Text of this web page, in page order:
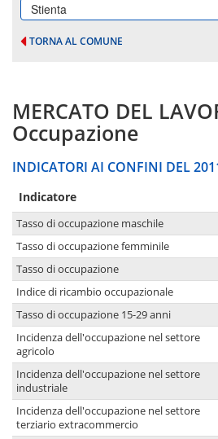
Stienta
TORNA AL COMUNE
MERCATO DEL
Occupazione
INDICATORI AI CONFINI DEL
Indicatore
Tasso di occupazione maschile
Tasso di occupazione femminile
Tasso di occupazione
Indice di ricambio occupazionale
Tasso di occupazione 15-29 anni
Incidenza dell'occupazione nel settore
agricolo
Incidenza dell'occupazione nel settore
industriale
Incidenza dell'occupazione nel settore
terziario extracommercio